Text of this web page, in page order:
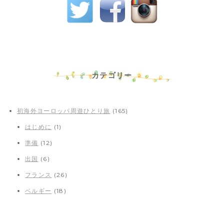
カテゴリー
初海外ヨーロッパ周遊ひとり旅 (165)
はじめに (1)
準備 (12)
出国 (6)
フランス (26)
ベルギー (18)